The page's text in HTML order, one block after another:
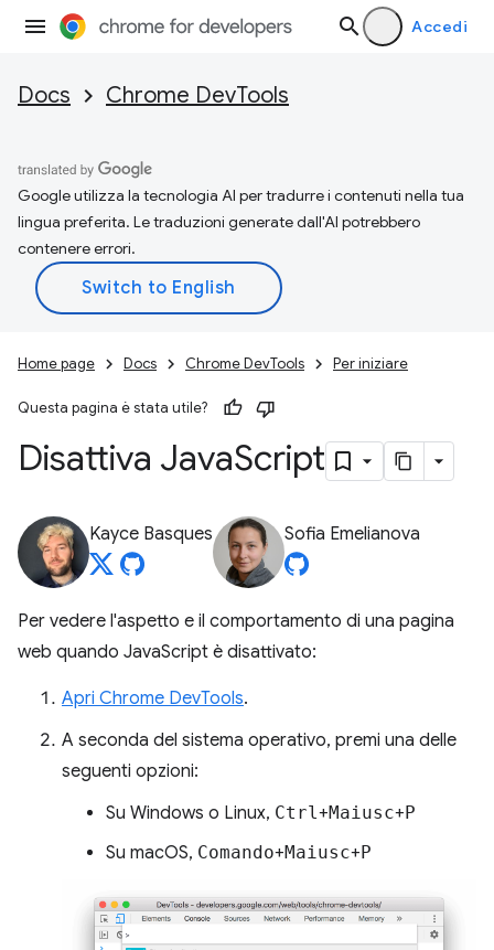
Accedi
Docs Chrome DevTools
Google utilizza la tecnologia AI per tradurre i contenuti nella tua
lingua preferita. Le traduzioni generate dall'AI potrebbero
contenere errori.
Home page Docs Chrome DevTools Per iniziare
Questa pagina è stata utile?
Disattiva JavaScript
Kayce Basques Sofia Emelianova
Per vedere l'aspetto e il comportamento di una pagina
web quando JavaScript è disattivato:
Apri Chrome DevTools.
A seconda del sistema operativo, premi una delle
seguenti opzioni:
Su Windows o Linux, Ctrl+Maiusc+P
Su macOS, Comando+Maiusc+P